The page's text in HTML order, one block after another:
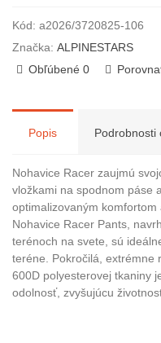
Kód: a2026/3720825-106
Značka: ALPINESTARS
Obľúbené 0
Popis Podrobnosti
Nohavice Racer zaujmú
vložkami na spodnom páse
optimalizovaným
Nohavice Racer Pants,
terénoch na svete, sú
teréne. Pokročilá, extrémne
600D polyesterovej tkaniny
odolnosť, zvyšujúcu